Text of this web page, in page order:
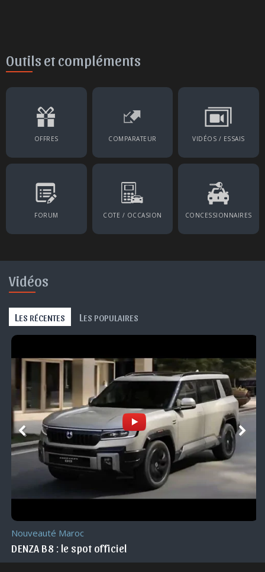
Outils et compléments
OFFRES COMPARATEUR VIDÉOS / ESSAIS
FORUM COTE / OCCASION CONCESSIONNAIRES
Vidéos
L ES RÉCENTES L ES POPULAIRES
Nouveauté Maroc
DENZA B8 : le spot officiel